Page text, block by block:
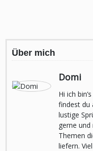
Über mich
Domi
Hi ich
findest du
lustige
gerne
Themen
liefern.